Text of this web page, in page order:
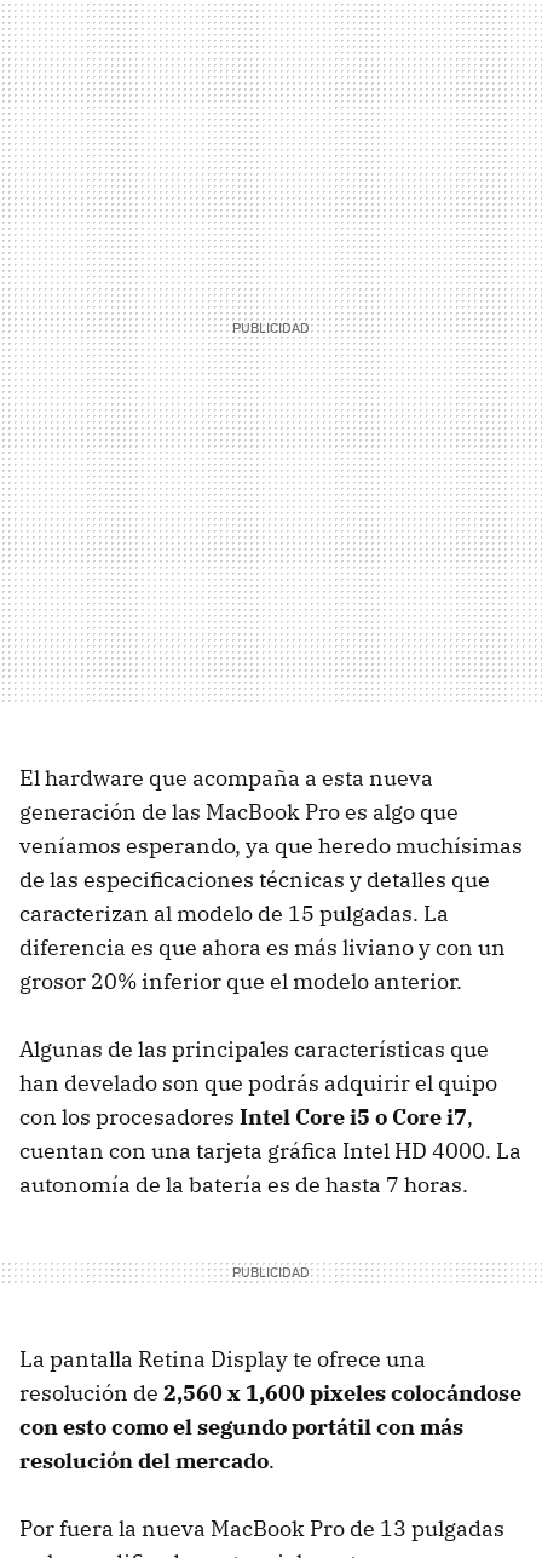
El hardware que acompaña a esta nueva
generación de las MacBook Pro es algo que
veníamos esperando, ya que heredo muchísimas
de las especificaciones técnicas y detalles que
caracterizan al modelo de 15 pulgadas. La
diferencia es que ahora es más liviano y con un
grosor 20% inferior que el modelo anterior.
Algunas de las principales características que
han develado son que podrás adquirir el quipo
con los procesadores Intel Core i5 o Core i7,
cuentan con una tarjeta gráfica Intel HD 4000. La
autonomía de la batería es de hasta 7 horas.
La pantalla Retina Display te ofrece una
resolución de 2,560 x 1,600 pixeles colocándose
con esto como el segundo portátil con más
resolución del mercado.
Por fuera la nueva MacBook Pro de 13 pulgadas